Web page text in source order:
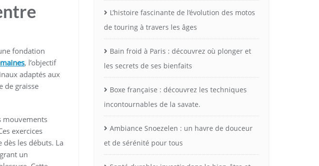
fondation
, l’objectif
adaptés aux
de graisse
mouvements
exercices
les débuts. La
un
L’histoire fascinante de l’évolution des motos
de touring à travers les âges
Bain froid à Paris : découvrez où plonger et
les secrets de ses bienfaits
Boxe française : découvrez les techniques
incontournables de la savate.
Ambiance Snoezelen : un havre de douceur
et de sérénité pour tous